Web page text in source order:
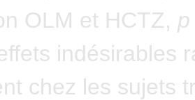
OLM et HCTZ,
indésirables
chez les sujets